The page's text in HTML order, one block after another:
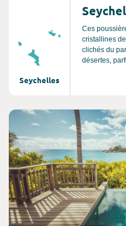
Seychelles
Ces
cristallines
clichés du
désertes,
Consultez l'offre de voyage